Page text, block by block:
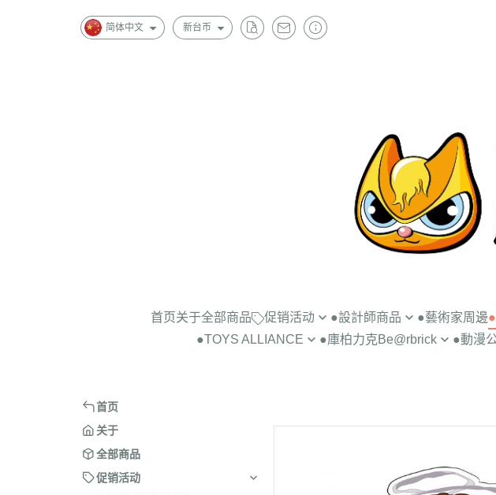
简体中文 新台币
首页关于全部商品 促销活动
景品模型➪現金積點回饋10%
●設計師商品 ●藝術家周邊
●TOYS ALLIANCE ●庫柏力克Be@rbrick
＞BE@RBRICK 1000%
●動漫
＞間諜家家酒
＞東京復仇者
＞
＞
首页
关于
全部商品
促销活动